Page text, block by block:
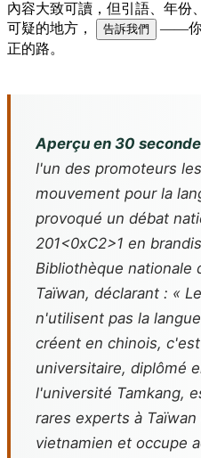
內容大致可讀，但引語、年份
可疑的地方，
告訴我們
——你
正的路。
Aperçu en 30
l'un des promoteurs
mouvement pour la
provoqué un débat
201<0xC2>1 en
Bibliothèque nationale
Taïwan, déclarant : «
n'utilisent pas la
créent en chinois,
universitaire, diplômé
l'université Tamkang,
rares experts à
vietnamien et occupe